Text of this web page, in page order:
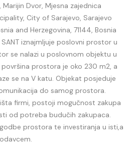
Dvor, Mjesna zajednica
City of Sarajevo, Sarajevo
and Herzegovina, 71144, Bosnia
iznajmljuje poslovni prostor u
se nalazi u poslovnom objektu u
površina prostora je oko 230 m2, a
se na V katu. Objekat posjeduje
do samog prostora.
firmi, postoji mogučnost zakupa
od potreba budučih zakupaca.
prostora te investiranja u isti,a